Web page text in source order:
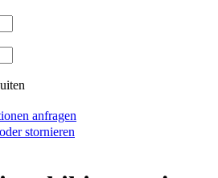
anfragen
stornieren